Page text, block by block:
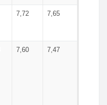
7,72 7,65
7,60 7,47